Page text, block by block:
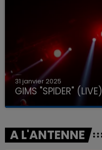
31 janvier 2025
GIMS "SPIDER" (LIVE)
A L'ANTENNE